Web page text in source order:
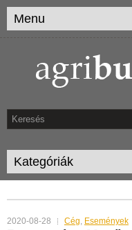
2020-08-28 Cég, Események